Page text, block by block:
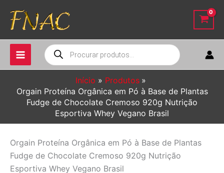
para
conteúdo
Pesquisar
produtos
Início
Produtos
Orgain Proteína Orgânica em Pó à Base de Plantas
Fudge de Chocolate Cremoso 920g Nutrição
Esportiva Whey Vegano Brasil
Orgain Proteína Orgânica em Pó à Base de Plantas
Fudge de Chocolate Cremoso 920g Nutrição
Esportiva Whey Vegano Brasil